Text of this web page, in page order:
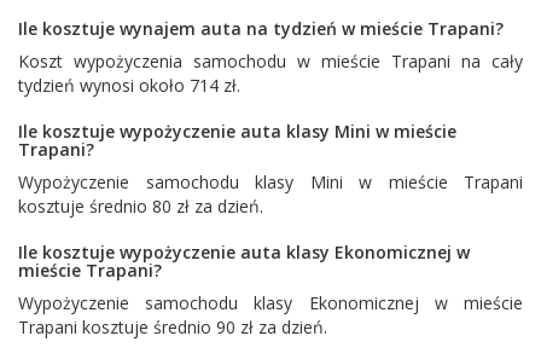
Ile kosztuje wynajem auta na tydzień w mieście Trapani?
Koszt wypożyczenia samochodu w mieście Trapani na cały
tydzień wynosi około 714 zł.
Ile kosztuje wypożyczenie auta klasy Mini w mieście
Trapani?
Wypożyczenie samochodu klasy Mini w mieście Trapani
kosztuje średnio 80 zł za dzień.
Ile kosztuje wypożyczenie auta klasy Ekonomicznej w
mieście Trapani?
Wypożyczenie samochodu klasy Ekonomicznej w mieście
Trapani kosztuje średnio 90 zł za dzień.